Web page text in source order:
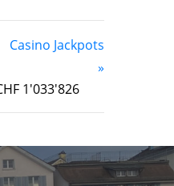
Casino Jackpots
»
1'033'826